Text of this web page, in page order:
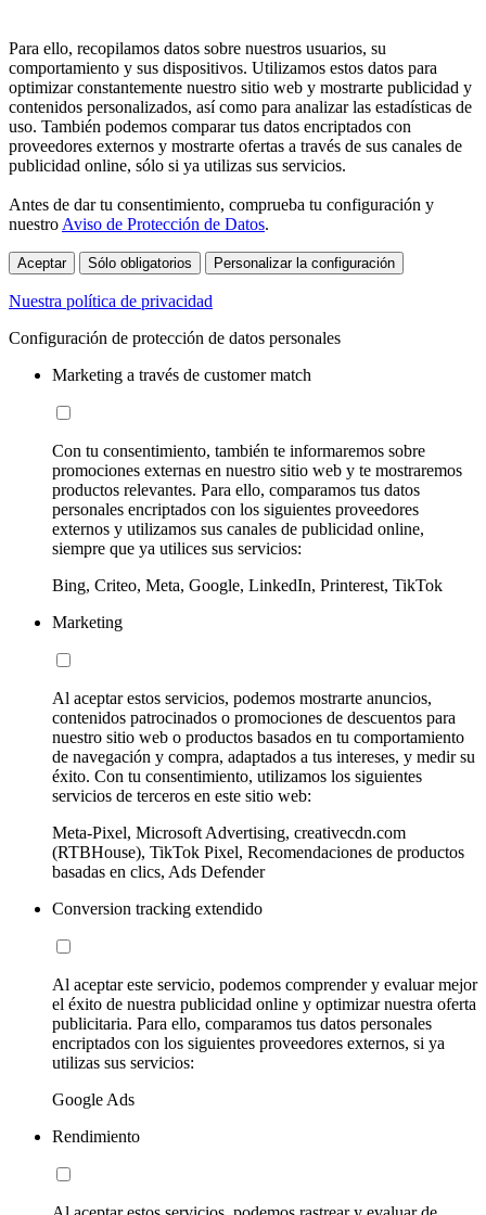
Para ello, recopilamos datos sobre nuestros usuarios, su
comportamiento y sus dispositivos. Utilizamos estos datos para
optimizar constantemente nuestro sitio web y mostrarte publicidad y
contenidos personalizados, así como para analizar las estadísticas de
uso. También podemos comparar tus datos encriptados con
proveedores externos y mostrarte ofertas a través de sus canales de
publicidad online, sólo si ya utilizas sus servicios.
Antes de dar tu consentimiento, comprueba tu configuración y
nuestro Aviso de Protección de Datos.
Aceptar Sólo obligatorios Personalizar la configuración
Nuestra política de privacidad
Configuración de protección de datos personales
Marketing a través de customer match
Con tu consentimiento, también te informaremos sobre
promociones externas en nuestro sitio web y te mostraremos
productos relevantes. Para ello, comparamos tus datos
personales encriptados con los siguientes proveedores
externos y utilizamos sus canales de publicidad online,
siempre que ya utilices sus servicios:
Bing, Criteo, Meta, Google, LinkedIn, Printerest, TikTok
Marketing
Al aceptar estos servicios, podemos mostrarte anuncios,
contenidos patrocinados o promociones de descuentos para
nuestro sitio web o productos basados en tu comportamiento
de navegación y compra, adaptados a tus intereses, y medir su
éxito. Con tu consentimiento, utilizamos los siguientes
servicios de terceros en este sitio web:
Meta-Pixel, Microsoft Advertising, creativecdn.com
(RTBHouse), TikTok Pixel, Recomendaciones de productos
basadas en clics, Ads Defender
Conversion tracking extendido
Al aceptar este servicio, podemos comprender y evaluar mejor
el éxito de nuestra publicidad online y optimizar nuestra oferta
publicitaria. Para ello, comparamos tus datos personales
encriptados con los siguientes proveedores externos, si ya
utilizas sus servicios:
Google Ads
Rendimiento